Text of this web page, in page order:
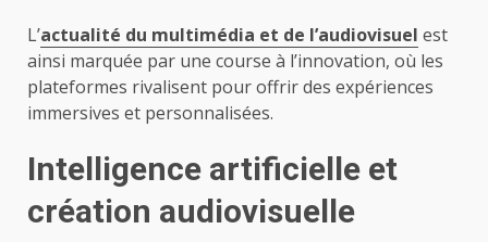
L’actualité du multimédia et de l’audiovisuel est
ainsi marquée par une course à l’innovation, où les
plateformes rivalisent pour offrir des expériences
immersives et personnalisées.
Intelligence artificielle et
création audiovisuelle